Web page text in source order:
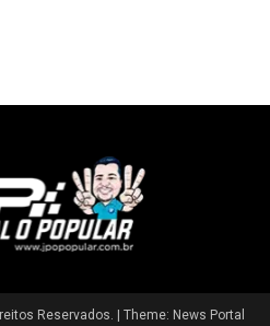
Reservados. Theme: News Portal